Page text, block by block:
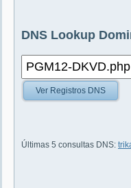
DNS Lookup
Ver Registros DNS
Últimas 5 consultas DNS: